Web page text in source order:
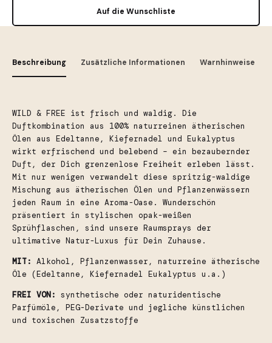
Auf die Wunschliste
Beschreibung Zusätzliche Informationen Warnhinweise
WILD & FREE ist frisch und waldig. Die
Duftkombination aus 100% naturreinen ätherischen
Ölen aus Edeltanne, Kiefernadel und Eukalyptus
wirkt erfrischend und belebend – ein bezaubernder
Duft, der Dich grenzenlose Freiheit erleben lässt.
Mit nur wenigen verwandelt diese spritzig-waldige
Mischung aus ätherischen Ölen und Pflanzenwässern
jeden Raum in eine Aroma-Oase. Wunderschön
präsentiert in stylischen opak-weißen
Sprühflaschen, sind unsere Raumsprays der
ultimative Natur-Luxus für Dein Zuhause.
MIT: Alkohol, Pflanzenwasser, naturreine ätherische
Öle (Edeltanne, Kiefernadel Eukalyptus u.a.)
FREI VON: synthetische oder naturidentische
Parfümöle, PEG-Derivate und jegliche künstlichen
und toxischen Zusatzstoffe